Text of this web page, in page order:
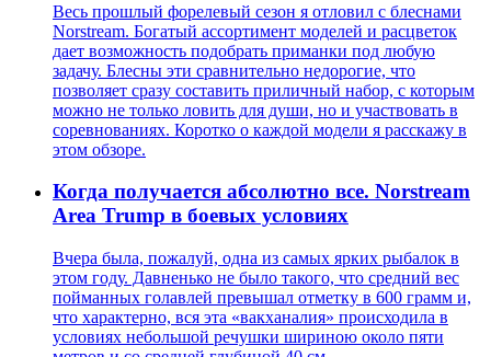
Весь прошлый форелевый сезон я отловил с блеснами
Norstream. Богатый ассортимент моделей и расцветок
дает возможность подобрать приманки под любую
задачу. Блесны эти сравнительно недорогие, что
позволяет сразу составить приличный набор, с которым
можно не только ловить для души, но и участвовать в
соревнованиях. Коротко о каждой модели я расскажу в
этом обзоре.
Когда получается абсолютно все. Norstream
Area Trump в боевых условиях
Вчера была, пожалуй, одна из самых ярких рыбалок в
этом году. Давненько не было такого, что средний вес
пойманных голавлей превышал отметку в 600 грамм и,
что характерно, вся эта «вакханалия» происходила в
условиях небольшой речушки шириною около пяти